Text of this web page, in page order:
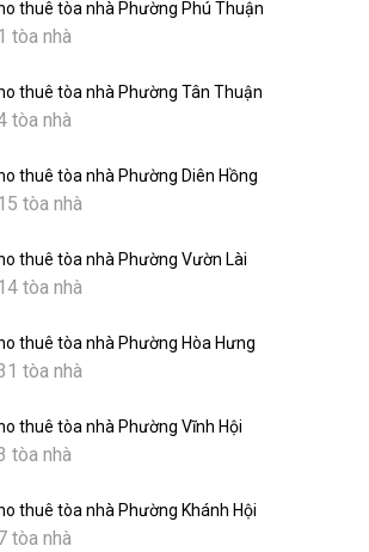
thuê tòa nhà Phường Phú Thuận
tòa nhà
thuê tòa nhà Phường Tân Thuận
tòa nhà
thuê tòa nhà Phường Diên Hồng
tòa nhà
thuê tòa nhà Phường Vườn Lài
tòa nhà
thuê tòa nhà Phường Hòa Hưng
tòa nhà
thuê tòa nhà Phường Vĩnh Hội
tòa nhà
thuê tòa nhà Phường Khánh Hội
tòa nhà